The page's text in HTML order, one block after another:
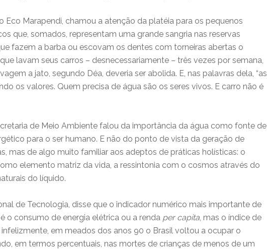
Eco Marapendi, chamou a atenção da platéia para os pequenos
que, somados, representam uma grande sangria nas reservas
fazem a barba ou escovam os dentes com torneiras abertas o
lavam seus carros – desnecessariamente – três vezes por semana,
a jato, segundo Déa, deveria ser abolida. E, nas palavras dela, “as
os valores. Quem precisa de água são os seres vivos. E carro não é
de Meio Ambiente falou da importância da água como fonte de
para o ser humano. E não do ponto de vista da geração de
mas de algo muito familiar aos adeptos de práticas holísticas: o
elemento matriz da vida, a ressintonia com o cosmos através do
do líquido.
de Tecnologia, disse que o indicador numérico mais importante de
o consumo de energia elétrica ou a renda per capita, mas o índice de
em meados dos anos 90 o Brasil voltou a ocupar o
em termos percentuais, nas mortes de crianças de menos de um